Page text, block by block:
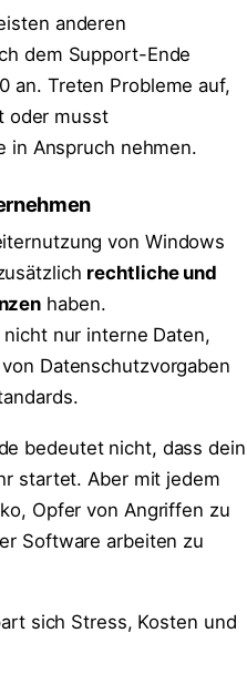
anderen
dem Support-Ende
an. Treten Probleme auf,
oder musst
in Anspruch nehmen.
von Windows
rechtliche und
haben.
nur interne Daten,
Datenschutzvorgaben
bedeutet nicht, dass dein
startet. Aber mit jedem
Opfer von Angriffen zu
Software arbeiten zu
sich Stress, Kosten und